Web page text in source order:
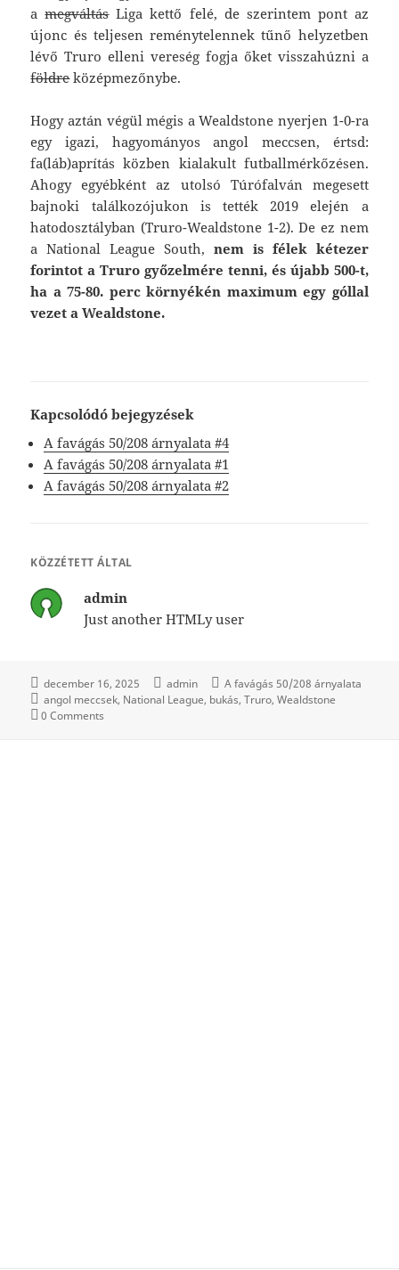
amegváltásLiga kettő felé, de szerintem pont az
újonc és teljesen reménytelennek tűnő helyzetben
lévő Truro elleni vereség fogja őket visszahúzni a
földreközépmezőnybe.
Hogy aztán végül mégis a Wealdstone nyerjen 1-0-ra
egy igazi, hagyományos angol meccsen, értsd:
fa(láb)aprítás közben kialakult futballmérkőzésen.
Ahogy egyébként az utolsó Túrófalván megesett
bajnoki találkozójukon is tették 2019 elején a
hatodosztályban (Truro-Wealdstone 1-2). De ez nem
a National League South, nem is félek kétezer
forintot a Truro győzelmére tenni, és újabb 500-t,
ha a 75-80. perc környékén maximum egy góllal
vezet a Wealdstone.
Kapcsolódó bejegyzések
A favágás 50/208 árnyalata #4
A favágás 50/208 árnyalata #1
A favágás 50/208 árnyalata #2
KÖZZÉTETT ÁLTAL
admin
Just another HTMLy user
december 16, 2025 admin
A favágás 50/208 árnyalata
angol meccsek National League bukás Truro Wealdstone
0 Comments